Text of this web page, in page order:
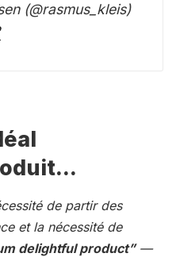
(@rasmus_kleis)
de partir des
et la nécessité de
delightful product”—